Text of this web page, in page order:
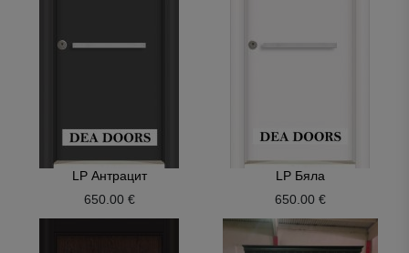
LP Антрацит
650.00 €
LP Бяла
650.00 €